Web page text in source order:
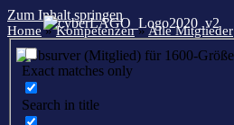
Zum Inhalt springen
Exact matches only
Search in title
Home»Kompetenzen»Alle Mitglieder